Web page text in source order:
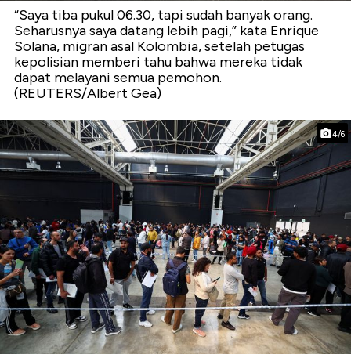
“Saya tiba pukul 06.30, tapi sudah banyak orang.
Seharusnya saya datang lebih pagi,” kata Enrique
Solana, migran asal Kolombia, setelah petugas
kepolisian memberi tahu bahwa mereka tidak
dapat melayani semua pemohon.
(REUTERS/Albert Gea)
4/6